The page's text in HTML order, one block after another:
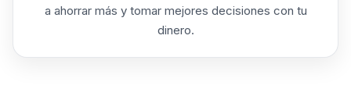
a ahorrar más y tomar mejores decisiones con tu
dinero.